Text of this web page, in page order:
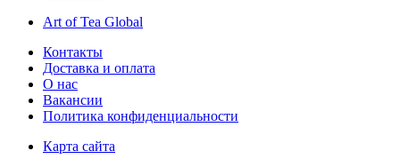
Art of Tea Global
Контакты
Доставка и оплата
О нас
Вакансии
Политика конфиденциальности
Карта сайта